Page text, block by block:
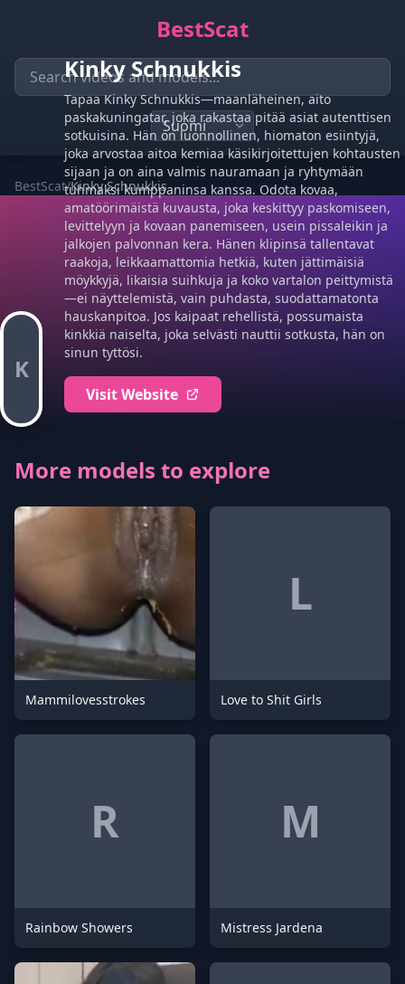
BestScat
BestScat/Kinky Schnukkis
K
Kinky Schnukkis
Tapaa Kinky Schnukkis—maanläheinen, aito
paskakuningatar, joka rakastaa pitää asiat autenttisen
sotkuisina. Hän on luonnollinen, hiomaton esiintyjä,
joka arvostaa aitoa kemiaa käsikirjoitettujen kohtausten
sijaan ja on aina valmis nauramaan ja ryhtymään
tuhmaksi kumppaninsa kanssa. Odota kovaa,
amatöörimäistä kuvausta, joka keskittyy paskomiseen,
levittelyyn ja kovaan panemiseen, usein pissaleikin ja
jalkojen palvonnan kera. Hänen klipinsä tallentavat
raakoja, leikkaamattomia hetkiä, kuten jättimäisiä
möykkyjä, likaisia suihkuja ja koko vartalon peittymistä
—ei näyttelemistä, vain puhdasta, suodattamatonta
hauskanpitoa. Jos kaipaat rehellistä, possumaista
kinkkiä naiselta, joka selvästi nauttii sotkusta, hän on
sinun tyttösi.
Visit Website
More models to explore
Mammilovesstrokes
L
Love to Shit Girls
R
Rainbow Showers
M
Mistress Jardena